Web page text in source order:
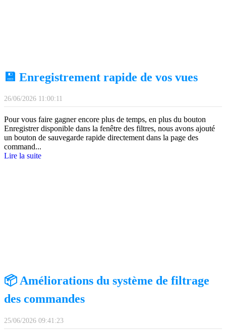
💾 Enregistrement rapide de vos vues
26/06/2026 11:00:11
Pour vous faire gagner encore plus de temps, en plus du bouton
Enregistrer disponible dans la fenêtre des filtres, nous avons ajouté
un bouton de sauvegarde rapide directement dans la page des
command...
Lire la suite
📦 Améliorations du système de filtrage
des commandes
25/06/2026 09:41:23